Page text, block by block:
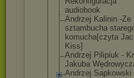
audiobook
Andrzej Kalinin -Ze
sztambucha
komucha[czyta
Kiss]
Andrzej Pilipiuk -
Jakuba
Andrzej Sapkowski